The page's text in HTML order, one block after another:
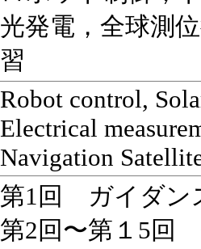
光発電，全球測
習
Robot control,
Electrical
Navigation
第1回 ガイダン
第2回〜第１5回